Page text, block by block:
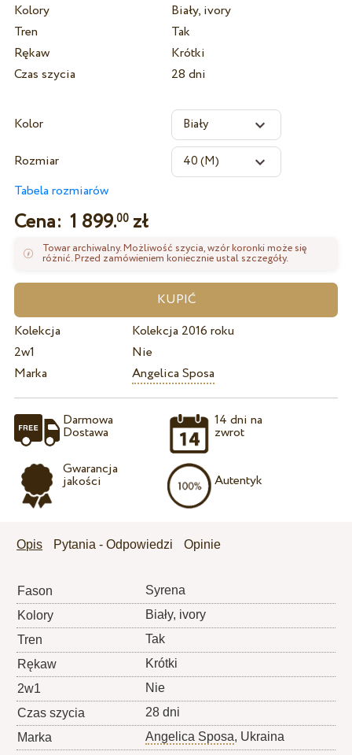
Kolory
Biały, ivory
Tren
Tak
Rękaw
Krótki
Czas szycia
28 dni
Kolor
Rozmiar
Tabela rozmiarów
Cena: 1 899.00zł
Towar archiwalny. Możliwość szycia, wzór koronki może się
różnić. Przed zamówieniem koniecznie ustal szczegóły.
Kolekcja
Kolekcja 2016 roku
2w1
Nie
Marka
Angelica Sposa
Darmowa
Dostawa
Gwarancja
jakości
14 dni na
zwrot
Autentyk
Opis Pytania - Odpowiedzi Opinie
Fason
Syrena
Kolory
Biały, ivory
Tren
Tak
Rękaw
Krótki
2w1
Nie
Czas szycia
28 dni
Marka
Angelica Sposa, Ukraina